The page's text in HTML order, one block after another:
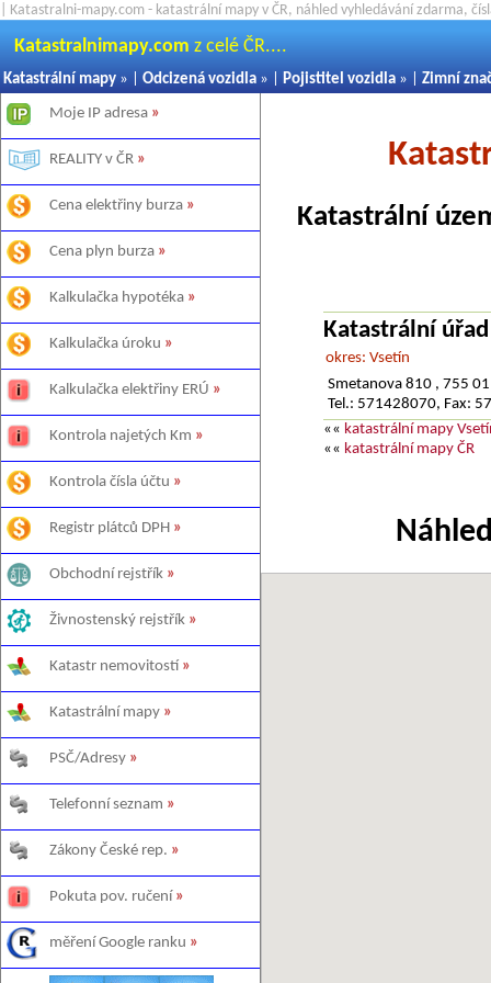
| Katastralni-mapy.com - katastrální mapy v ČR, náhled vyhledávání zdarma,
Katastralnimapy.com z celé ČR....
Katastrální mapy » | Odcizená vozidla » | Pojistitel vozidla » | Zimní
Moje IP adresa »
REALITY v ČR »
Cena elektřiny burza »
Cena plyn burza »
Kalkulačka hypotéka »
Kalkulačka úroku »
Kalkulačka elektřiny ERÚ »
Kontrola najetých Km »
Kontrola čísla účtu »
Registr plátců DPH »
Obchodní rejstřík »
Živnostenský rejstřík »
Katastr nemovitostí »
Katastrální mapy »
PSČ/Adresy »
Telefonní seznam »
Zákony České rep. »
Pokuta pov. ručení »
měření Google ranku »
Katastrální
Katastrální
okres: Vsetín
Smetanova 810 , 755
Tel.: 571428070, Fax:
«« katastrální mapy
«« katastrální mapy ČR